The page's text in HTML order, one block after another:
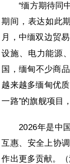
“缅方期待同
期间，表达如此
月，中缅双边贸
设施、电力能源
国，缅甸不少商
越来越多缅甸优
一路”的旗舰项目
2026年是中
互惠、安全上协
作出更多贡献。（